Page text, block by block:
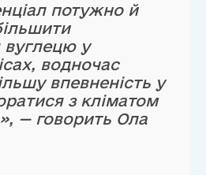
потужно й
вуглецю у
водночас
впевненість у
з кліматом
— говорить Ола